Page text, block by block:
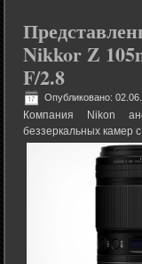
Nikkor Z
F/2.8
Опубликовано:
Компания Nikon
беззеркальных камер